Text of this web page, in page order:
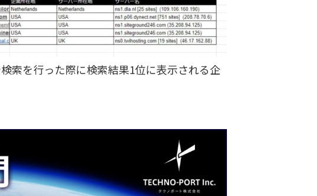
索を行った際に検索結果1位に表示される企